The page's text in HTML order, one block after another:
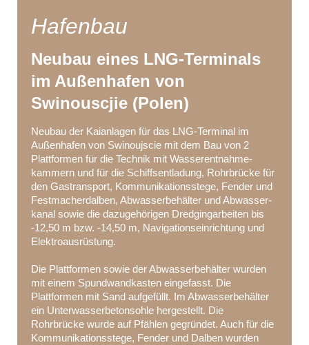
Hafenbau
Neubau eines LNG-Terminals
im Außenhafen von
Swinouscjie (Polen)
Neubau der Kaianlagen für das LNG-Terminal im
Außenhafen von Swinoujscie mit dem Bau von 2
Plattformen für die Technik mit Wasserentnahme-
kammern und für die Schiffsentladung, Rohrbrücke für
den Gastransport, Kommunikationsstege, Fender und
Festmacherdalben, Abwasserbehälter und Abwasser-
kanal sowie die dazugehörigen Dredgingarbeiten bis
-12,50 m bzw. -14,50 m, Navigationseinrichtung und
Elektroausrüstung.
Die Plattformen sowie der Abwasserbehälter wurden
mit einem Spundwandkasten eingefasst. Die
Plattformen mit Sand aufgefüllt. Im Abwasserbehälter
ein Unterwasserbetonsohle hergestellt. Die
Rohrbrücke wurde auf Pfählen gegründet. Auch für die
Kommunikationsstege, Fender und Dalben wurden